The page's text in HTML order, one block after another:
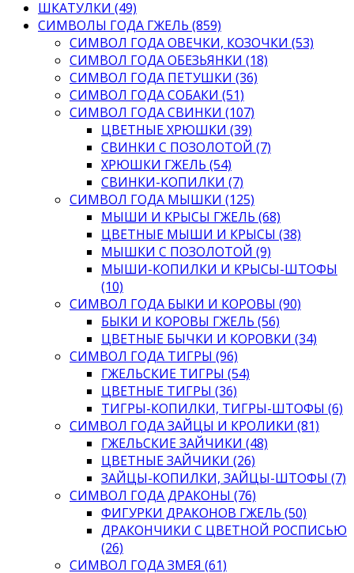
ШКАТУЛКИ (49)
СИМВОЛЫ ГОДА ГЖЕЛЬ (859)
СИМВОЛ ГОДА ОВЕЧКИ, КОЗОЧКИ (53)
СИМВОЛ ГОДА ОБЕЗЬЯНКИ (18)
СИМВОЛ ГОДА ПЕТУШКИ (36)
СИМВОЛ ГОДА СОБАКИ (51)
СИМВОЛ ГОДА СВИНКИ (107)
ЦВЕТНЫЕ ХРЮШКИ (39)
СВИНКИ С ПОЗОЛОТОЙ (7)
ХРЮШКИ ГЖЕЛЬ (54)
СВИНКИ-КОПИЛКИ (7)
СИМВОЛ ГОДА МЫШКИ (125)
МЫШИ И КРЫСЫ ГЖЕЛЬ (68)
ЦВЕТНЫЕ МЫШИ И КРЫСЫ (38)
МЫШКИ С ПОЗОЛОТОЙ (9)
МЫШИ-КОПИЛКИ И КРЫСЫ-ШТОФЫ
(10)
СИМВОЛ ГОДА БЫКИ И КОРОВЫ (90)
БЫКИ И КОРОВЫ ГЖЕЛЬ (56)
ЦВЕТНЫЕ БЫЧКИ И КОРОВКИ (34)
СИМВОЛ ГОДА ТИГРЫ (96)
ГЖЕЛЬСКИЕ ТИГРЫ (54)
ЦВЕТНЫЕ ТИГРЫ (36)
ТИГРЫ-КОПИЛКИ, ТИГРЫ-ШТОФЫ (6)
СИМВОЛ ГОДА ЗАЙЦЫ И КРОЛИКИ (81)
ГЖЕЛЬСКИЕ ЗАЙЧИКИ (48)
ЦВЕТНЫЕ ЗАЙЧИКИ (26)
ЗАЙЦЫ-КОПИЛКИ, ЗАЙЦЫ-ШТОФЫ (7)
СИМВОЛ ГОДА ДРАКОНЫ (76)
ФИГУРКИ ДРАКОНОВ ГЖЕЛЬ (50)
ДРАКОНЧИКИ С ЦВЕТНОЙ РОСПИСЬЮ
(26)
СИМВОЛ ГОДА ЗМЕЯ (61)